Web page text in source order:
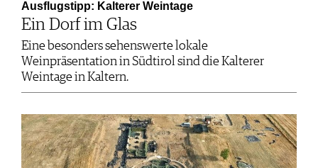
Ausflugstipp: Kalterer Weintage
Ein Dorf im Glas
Eine besonders sehenswerte lokale
Weinpräsentation in Südtirol sind die Kalterer
Weintage in Kaltern.